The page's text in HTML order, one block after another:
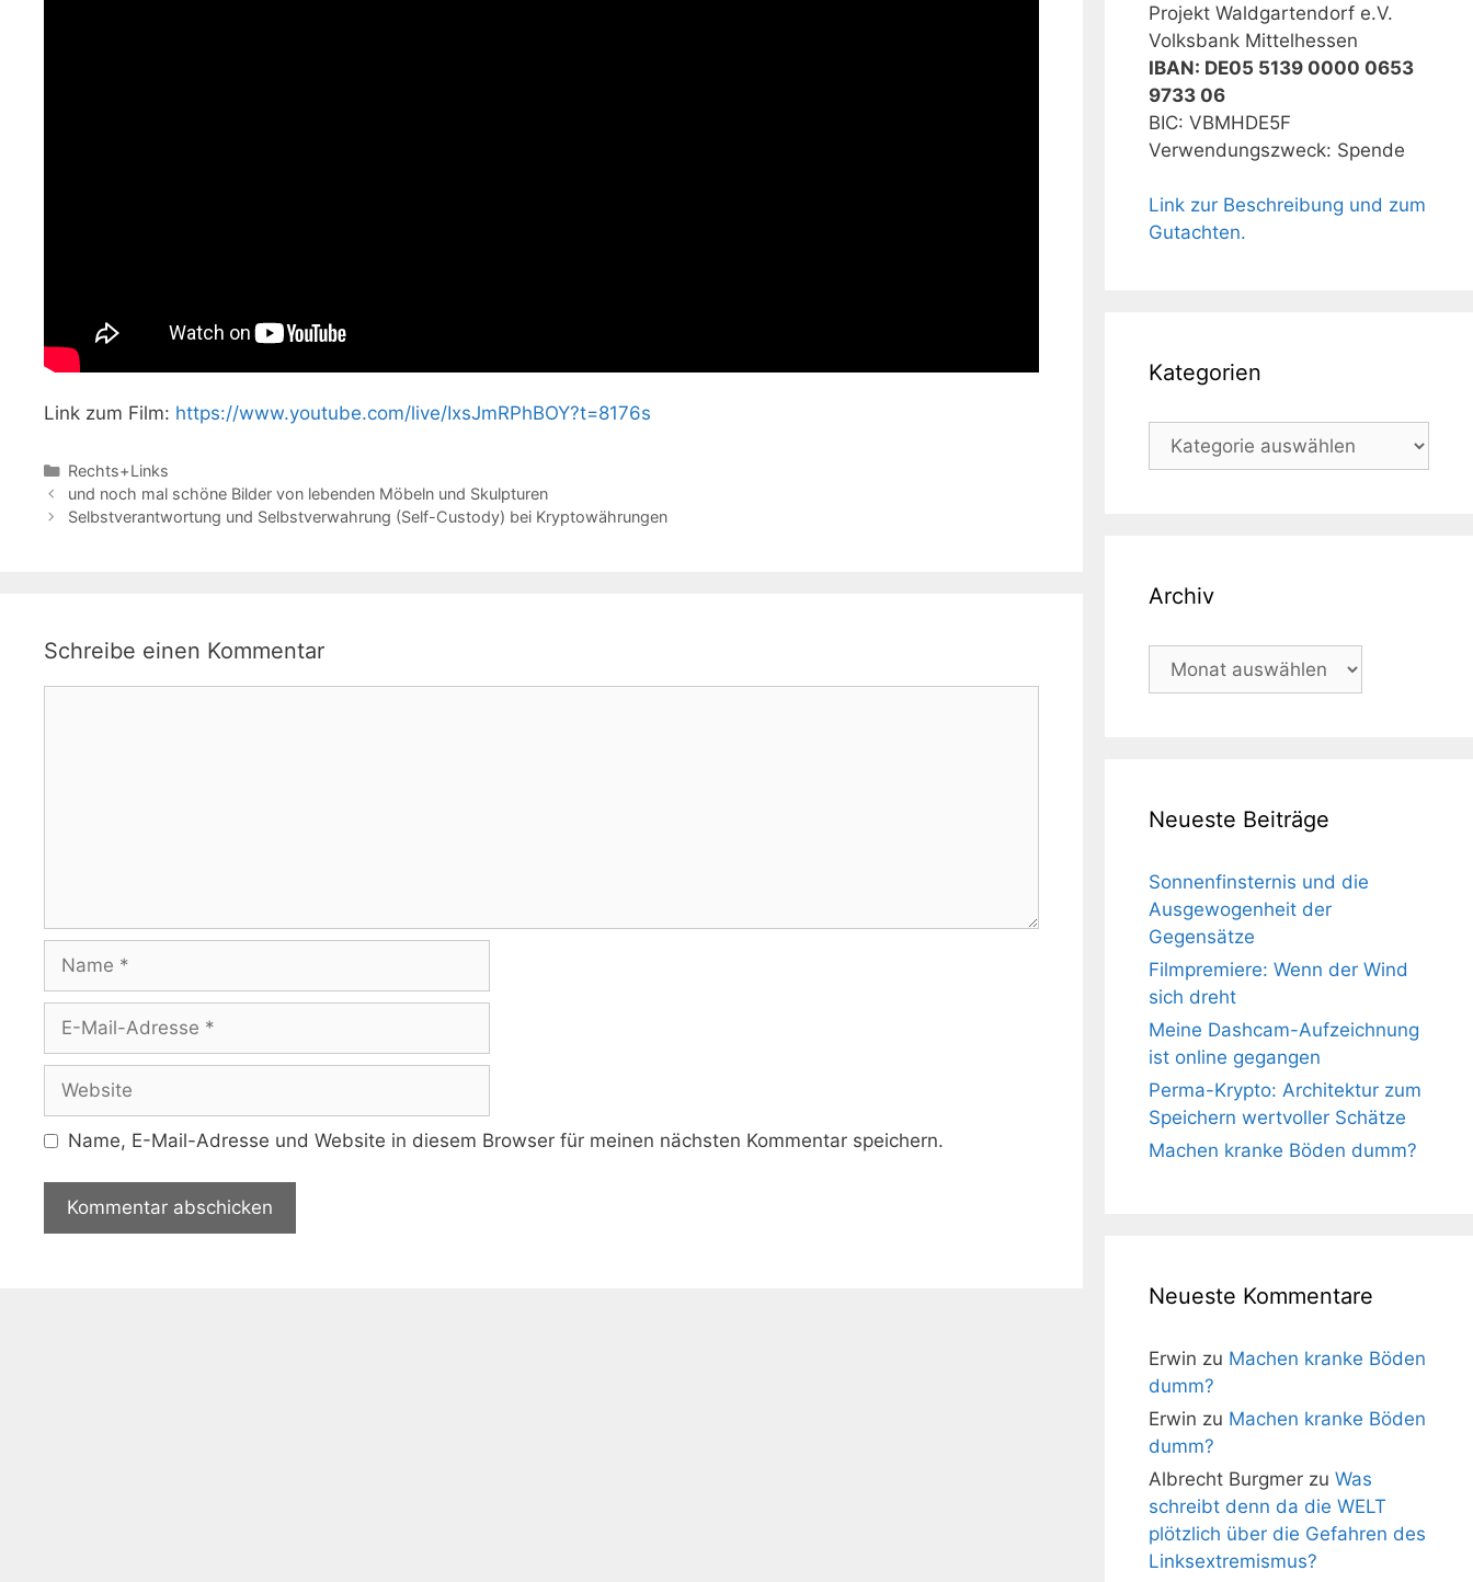
Link zum Film: https://www.youtube.com/live/IxsJmRPhBOY?t=8176s
Kategorien
Rechts+Links
und noch mal schöne Bilder von lebenden Möbeln und Skulpturen
Selbstverantwortung und Selbstverwahrung (Self-Custody) bei Kryptowährungen
Schreibe einen Kommentar
Mail-
Adresse
Name, E-Mail-Adresse und Website in diesem Browser für meinen nächsten Kommentar speichern.
Projekt Waldgartendorf e.V.
Volksbank Mittelhessen
IBAN: DE05 5139 0000 0653
9733 06
BIC: VBMHDE5F
Verwendungszweck: Spende
Link zur Beschreibung und zum
Gutachten.
Kategorien
Kategorien
Archiv
Archiv
Neueste Beiträge
Sonnenfinsternis und die
Ausgewogenheit der
Gegensätze
Filmpremiere: Wenn der Wind
sich dreht
Meine Dashcam-Aufzeichnung
ist online gegangen
Perma-Krypto: Architektur zum
Speichern wertvoller Schätze
Machen kranke Böden dumm?
Neueste Kommentare
Erwin zu Machen kranke Böden
dumm?
Erwin zu Machen kranke Böden
dumm?
Albrecht Burgmer zu Was
schreibt denn da die WELT
plötzlich über die Gefahren des
Linksextremismus?